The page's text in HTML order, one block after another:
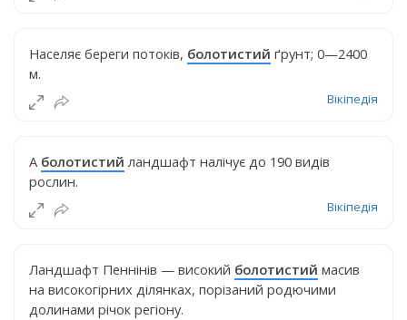
Населяє береги потоків, болотистий ґрунт; 0—2400
м.
Вікіпедія
А болотистий ландшафт налічує до 190 видів
рослин.
Вікіпедія
Ландшафт Пеннінів — високий болотистий масив
на високогірних ділянках, порізаний родючими
долинами річок регіону.